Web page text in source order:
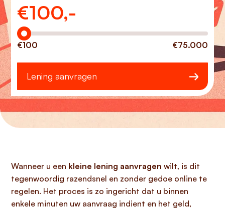
€100,-
Hoeveel wilt u lenen?
€100 €75.000
Lening aanvragen
Wanneer u een kleine lening aanvragen wilt, is dit
tegenwoordig razendsnel en zonder gedoe online te
regelen. Het proces is zo ingericht dat u binnen
enkele minuten uw aanvraag indient en het geld,